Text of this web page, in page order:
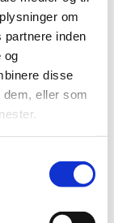
om
inden
og
disse
eller som